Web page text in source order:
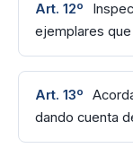
Art. 12º
ejemplares
Art. 13º
dando cuenta